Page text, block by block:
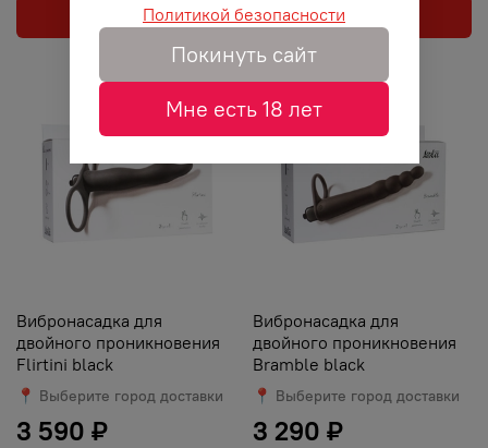
В корзину В корзину
Вибронасадка для
двойного проникновения
Flirtini black
📍 Выберите город доставки
3 590 ₽
Вибронасадка для
двойного проникновения
Bramble black
📍 Выберите город доставки
3 290 ₽
Политикой безопасности
Покинуть сайт
Мне есть 18 лет